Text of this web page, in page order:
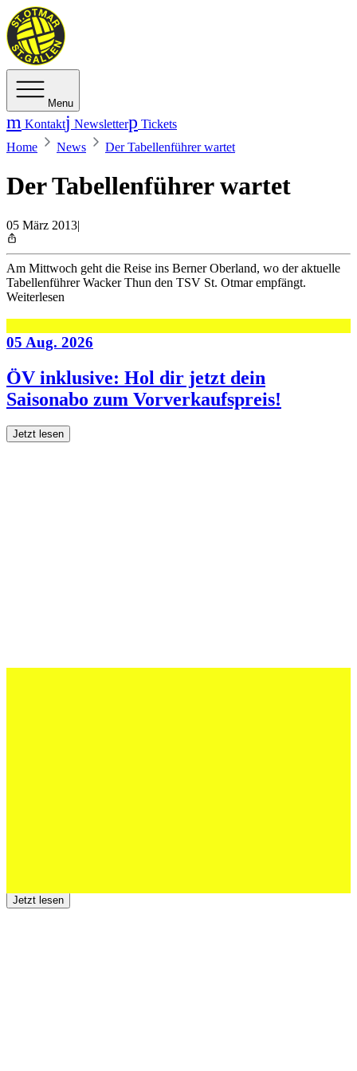
Menu
Kontakt Newsletter
Tickets
Home
News Der Tabellenführer wartet
Der Tabellenführer wartet
05 März 2013|
Am Mittwoch geht die Reise ins Berner Oberland, wo der aktuelle
Tabellenführer Wacker Thun den TSV St. Otmar empfängt.
Weiterlesen
05 Aug. 2026
ÖV inklusive: Hol dir jetzt dein
Saisonabo zum Vorverkaufspreis!
Jetzt lesen
Jetzt lesen